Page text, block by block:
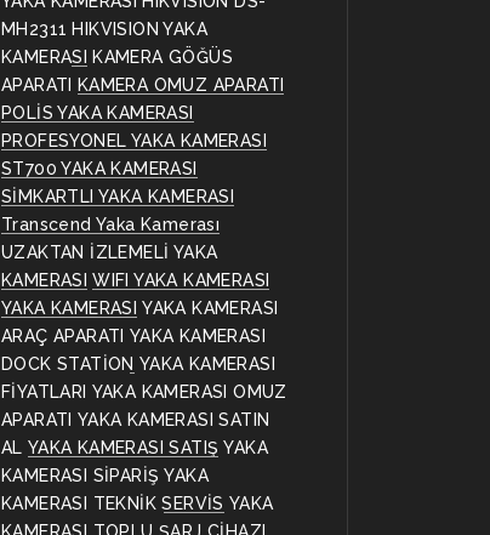
MH2311 HIKVISION YAKA
KAMERASI
KAMERA GÖĞÜS
APARATI
KAMERA OMUZ APARATI
POLİS YAKA KAMERASI
PROFESYONEL YAKA KAMERASI
ST700 YAKA KAMERASI
SİMKARTLI YAKA KAMERASI
Transcend Yaka Kamerası
UZAKTAN İZLEMELİ YAKA
KAMERASI WIFI YAKA KAMERASI
YAKA KAMERASI YAKA KAMERASI
ARAÇ APARATI YAKA KAMERASI
DOCK STATİON YAKA KAMERASI
FİYATLARI YAKA KAMERASI OMUZ
APARATI YAKA KAMERASI SATIN
AL YAKA KAMERASI SATIŞ YAKA
KAMERASI SİPARİŞ YAKA
KAMERASI TEKNİK SERVİS YAKA